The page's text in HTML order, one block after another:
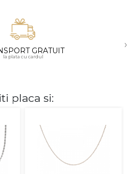
GRATUIT
la plata cu cardul
›
placa si: